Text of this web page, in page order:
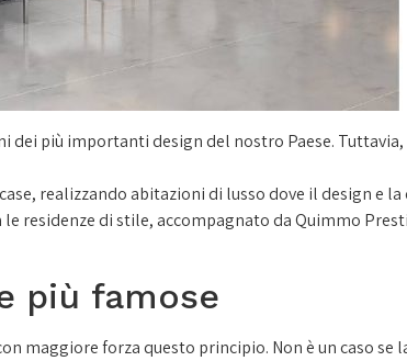
dei più importanti design del nostro Paese.
realizzando abitazioni di lusso dove il design e la
residenze di stile, accompagnato da Quimmo
più famose
maggiore forza questo principio. Non è un caso se